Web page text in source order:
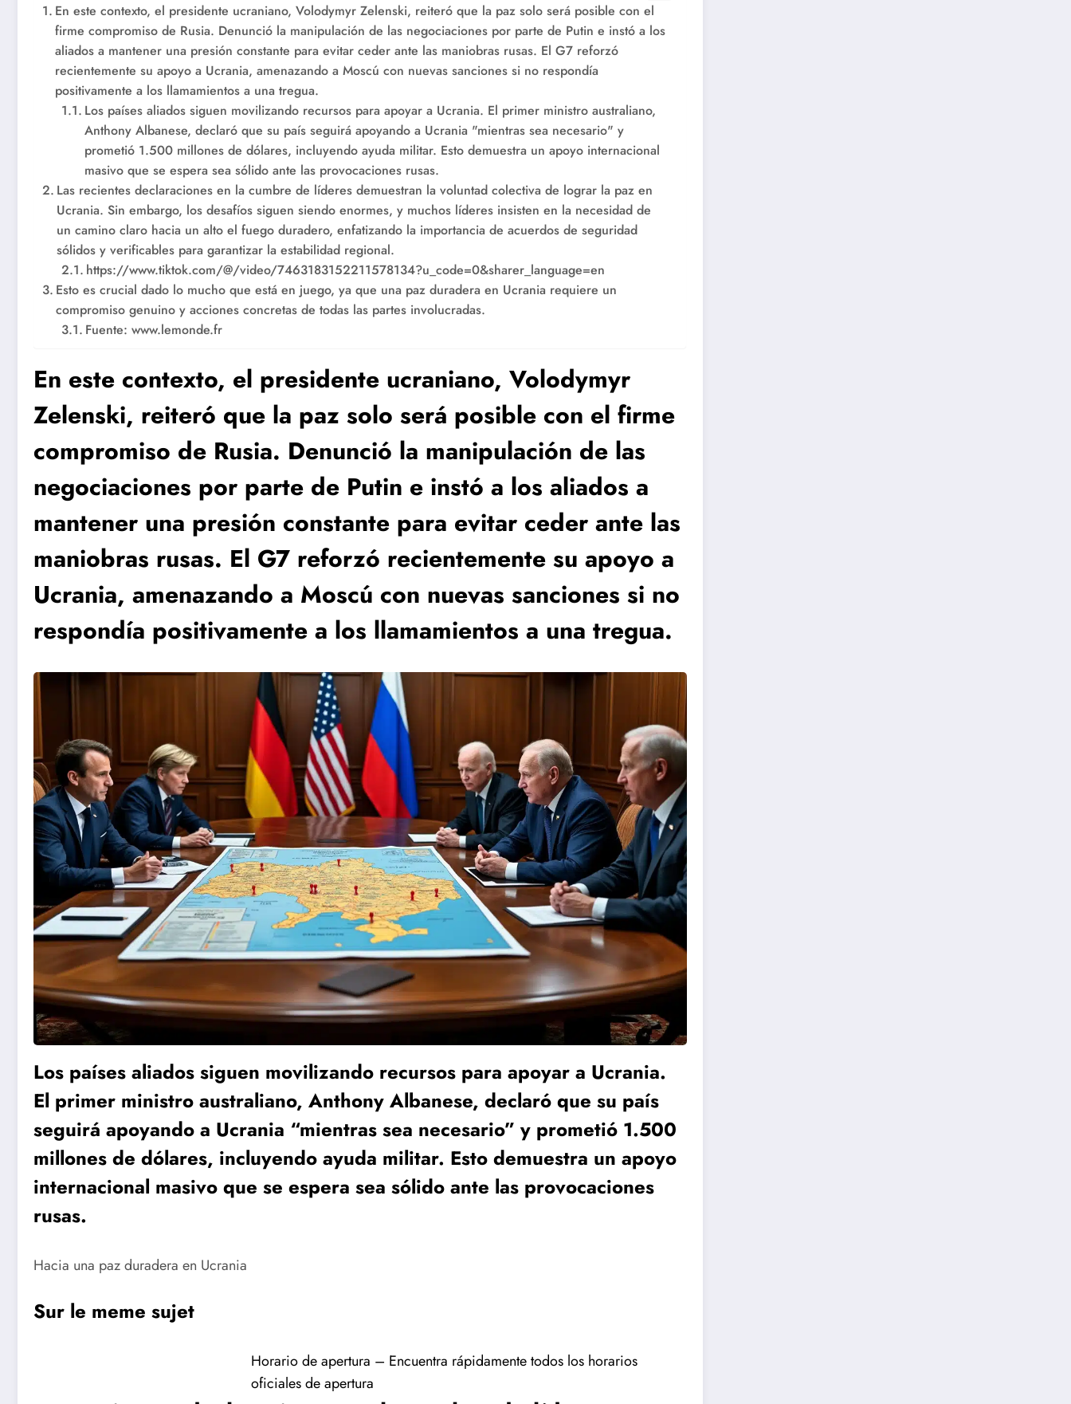
En este contexto, el presidente ucraniano, Volodymyr Zelenski, reiteró que la paz solo será posible con el
firme compromiso de Rusia. Denunció la manipulación de las negociaciones por parte de Putin e instó a los
aliados a mantener una presión constante para evitar ceder ante las maniobras rusas. El G7 reforzó
recientemente su apoyo a Ucrania, amenazando a Moscú con nuevas sanciones si no respondía
positivamente a los llamamientos a una tregua.
Los países aliados siguen movilizando recursos para apoyar a Ucrania. El primer ministro australiano,
Anthony Albanese, declaró que su país seguirá apoyando a Ucrania "mientras sea necesario" y
prometió 1.500 millones de dólares, incluyendo ayuda militar. Esto demuestra un apoyo internacional
masivo que se espera sea sólido ante las provocaciones rusas.
Las recientes declaraciones en la cumbre de líderes demuestran la voluntad colectiva de lograr la paz en
Ucrania. Sin embargo, los desafíos siguen siendo enormes, y muchos líderes insisten en la necesidad de
un camino claro hacia un alto el fuego duradero, enfatizando la importancia de acuerdos de seguridad
sólidos y verificables para garantizar la estabilidad regional.
https://www.tiktok.com/@/video/7463183152211578134?u_code=0&sharer_language=en
Esto es crucial dado lo mucho que está en juego, ya que una paz duradera en Ucrania requiere un
compromiso genuino y acciones concretas de todas las partes involucradas.
Fuente: www.lemonde.fr
En este contexto, el presidente ucraniano, Volodymyr
Zelenski, reiteró que la paz solo será posible con el firme
compromiso de Rusia. Denunció la manipulación de las
negociaciones por parte de Putin e instó a los aliados a
mantener una presión constante para evitar ceder ante las
maniobras rusas. El G7 reforzó recientemente su apoyo a
Ucrania, amenazando a Moscú con nuevas sanciones si no
respondía positivamente a los llamamientos a una tregua.
Los países aliados siguen movilizando recursos para apoyar a Ucrania.
El primer ministro australiano, Anthony Albanese, declaró que su país
seguirá apoyando a Ucrania “mientras sea necesario” y prometió 1.500
millones de dólares, incluyendo ayuda militar. Esto demuestra un apoyo
internacional masivo que se espera sea sólido ante las provocaciones
rusas.
Hacia una paz duradera en Ucrania
Sur le meme sujet
Horario de apertura – Encuentra rápidamente todos los horarios
oficiales de apertura